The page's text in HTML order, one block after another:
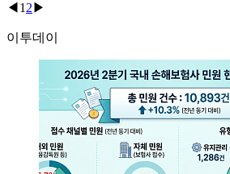
◀ 1 2 ▶
이투데이